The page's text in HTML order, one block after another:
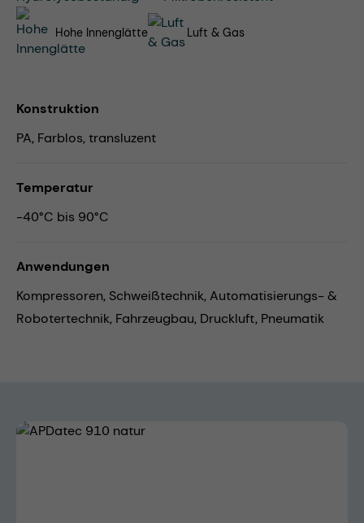
Hohe Innenglätte Luft & Gas
Konstruktion
PA, Farblos, transluzent
Temperatur
-40°C bis 90°C
Anwendungen
Kompressoren, Schweißtechnik,Automatisierungs- &
Robotertechnik, Fahrzeugbau, Druckluft, Pneumatik
Bildergalerie überspringen